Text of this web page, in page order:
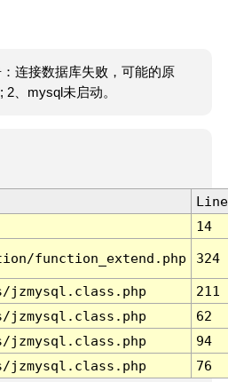
连接数据库失败，可能的原
、mysql未启动。
Line
14
function_extend.php 324
jzmysql.class.php
211
jzmysql.class.php
62
jzmysql.class.php
94
jzmysql.class.php 76